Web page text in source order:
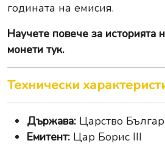
годината на емисия.
Научете повече за историята
монети тук.
Технически
Държава: Царство
Емитент: Цар Борис III